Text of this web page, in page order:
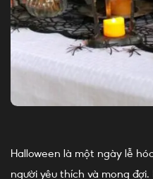
Halloween là một ngày lễ
người yêu thích và mong